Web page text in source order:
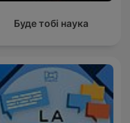
Буде тобі наука